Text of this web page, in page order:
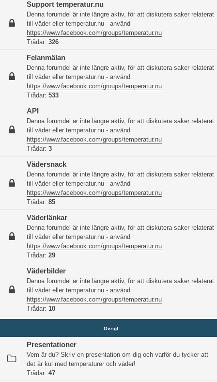
Support temperatur.nu
Denna forumdel är inte längre aktiv, för att diskutera saker relaterat
till väder eller temperatur.nu - använd
https://www.facebook.com/groups/temperatur.nu
Trådar: 326
Felanmälan
Denna forumdel är inte längre aktiv, för att diskutera saker relaterat
till väder eller temperatur.nu - använd
https://www.facebook.com/groups/temperatur.nu
Trådar: 533
API
Denna forumdel är inte längre aktiv, för att diskutera saker relaterat
till väder eller temperatur.nu - använd
https://www.facebook.com/groups/temperatur.nu
Trådar: 3
Vädersnack
Denna forumdel är inte längre aktiv, för att diskutera saker relaterat
till väder eller temperatur.nu - använd
https://www.facebook.com/groups/temperatur.nu
Trådar: 85
Väderlänkar
Denna forumdel är inte längre aktiv, för att diskutera saker relaterat
till väder eller temperatur.nu - använd
https://www.facebook.com/groups/temperatur.nu
Trådar: 29
Väderbilder
Denna forumdel är inte längre aktiv, för att diskutera saker relaterat
till väder eller temperatur.nu - använd
https://www.facebook.com/groups/temperatur.nu
Trådar: 10
Övrigt
Presentationer
Vem är du? Skriv en presentation om dig och varför du tycker att
det är kul med temperaturer och väder!
Trådar: 47